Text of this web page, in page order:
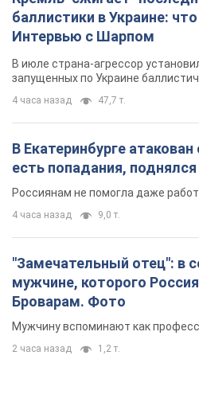
есть попадания,
Россиянам не помогла даже
4 часа назад
"Замечательный отец": в
мужчине, которого
Броварам. Фото
Мужчину вспоминают как
2 часа назад 1,2 т.